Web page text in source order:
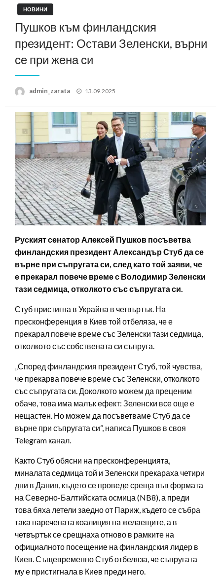
НОВИНИ
Пушков към финландския
президент: Остави Зеленски, върни
се при жена си
admin_zarata
Posted
13.09.2025
Руският сенатор Алексей Пушков посъветва
финландския президент Александър Стуб да се
върне при съпругата си, след като той заяви, че
е прекарал повече време с Володимир Зеленски
тази седмица, отколкото със съпругата си.
Стуб пристигна в Украйна в четвъртък. На
пресконференция в Киев той отбеляза, че е
прекарал повече време със Зеленски тази седмица,
отколкото със собствената си съпруга.
„Според финландския президент Стуб, той чувства,
че прекарва повече време със Зеленски, отколкото
със съпругата си. Доколкото можем да преценим
обаче, това има малък ефект: Зеленски все още е
нещастен. Но можем да посъветваме Стуб да се
върне при съпругата си“, написа Пушков в своя
Telegram канал.
Както Стуб обясни на пресконференцията,
миналата седмица той и Зеленски прекараха четири
дни в Дания, където се проведе среща във формата
на Северно-Балтийската осмица (NB8), а преди
това бяха летели заедно от Париж, където се събра
така наречената коалиция на желаещите, а в
четвъртък се срещнаха отново в рамките на
официалното посещение на финландския лидер в
Киев. Същевременно Стуб отбеляза, че съпругата
му е пристигнала в Киев преди него.